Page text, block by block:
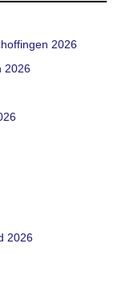
2026
2026
2026